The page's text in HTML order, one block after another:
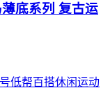
底系列 复古运